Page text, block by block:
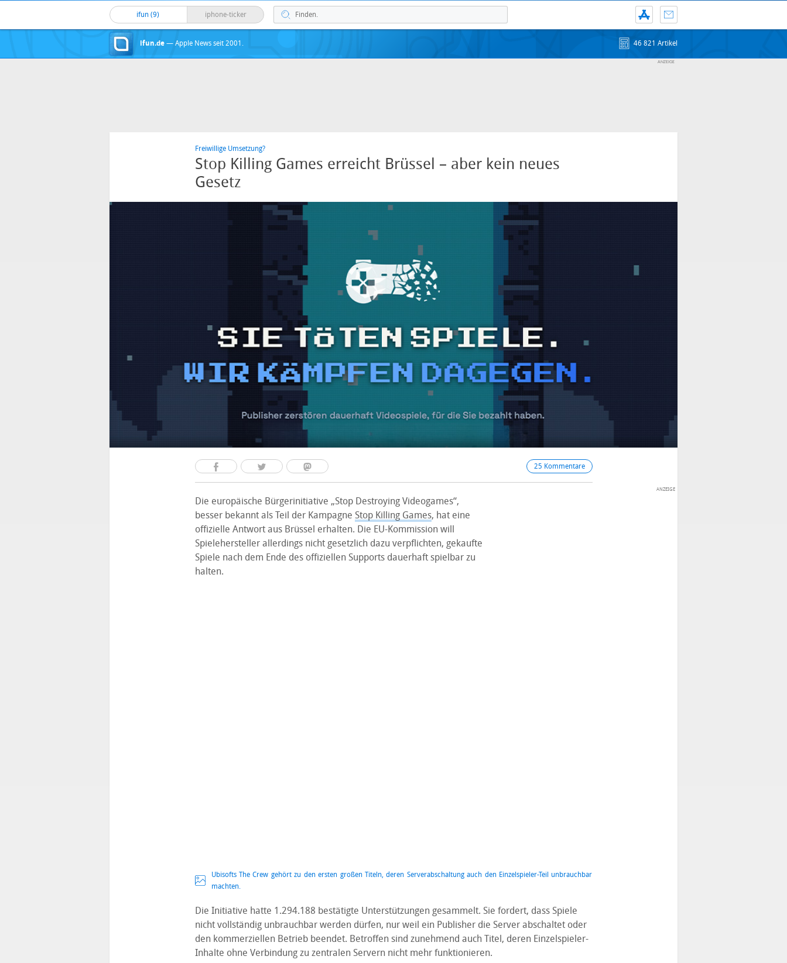
ifun (9) iphone-ticker
ifun.de — Apple News seit 2001. 46 821 Artikel
Freiwillige Umsetzung?
Stop Killing Games erreicht Brüssel – aber kein neues
Gesetz
25 Kommentare
Die europäische Bürgerinitiative „Stop Destroying Videogames“,
besser bekannt als Teil der Kampagne Stop Killing Games, hat eine
offizielle Antwort aus Brüssel erhalten. Die EU-Kommission will
Spielehersteller allerdings nicht gesetzlich dazu verpflichten, gekaufte
Spiele nach dem Ende des offiziellen Supports dauerhaft spielbar zu
halten.
Ubisofts The Crew gehört zu den ersten großen Titeln, deren Serverabschaltung auch den Einzelspieler-Teil unbrauchbar
machten.
Die Initiative hatte 1.294.188 bestätigte Unterstützungen gesammelt. Sie fordert, dass Spiele
nicht vollständig unbrauchbar werden dürfen, nur weil ein Publisher die Server abschaltet oder
den kommerziellen Betrieb beendet. Betroffen sind zunehmend auch Titel, deren Einzelspieler-
Inhalte ohne Verbindung zu zentralen Servern nicht mehr funktionieren.